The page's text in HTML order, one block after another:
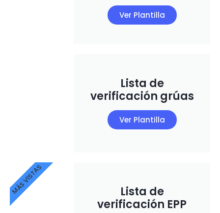
Ver Plantilla
Lista de
verificación grúas
Ver Plantilla
Lista de
verificación EPP
MÁS VISTAS